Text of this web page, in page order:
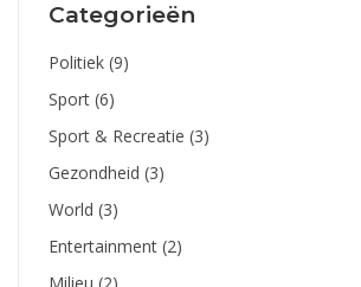
Categorieën
Politiek (9)
Sport (6)
Sport & Recreatie (3)
Gezondheid (3)
World (3)
Entertainment (2)